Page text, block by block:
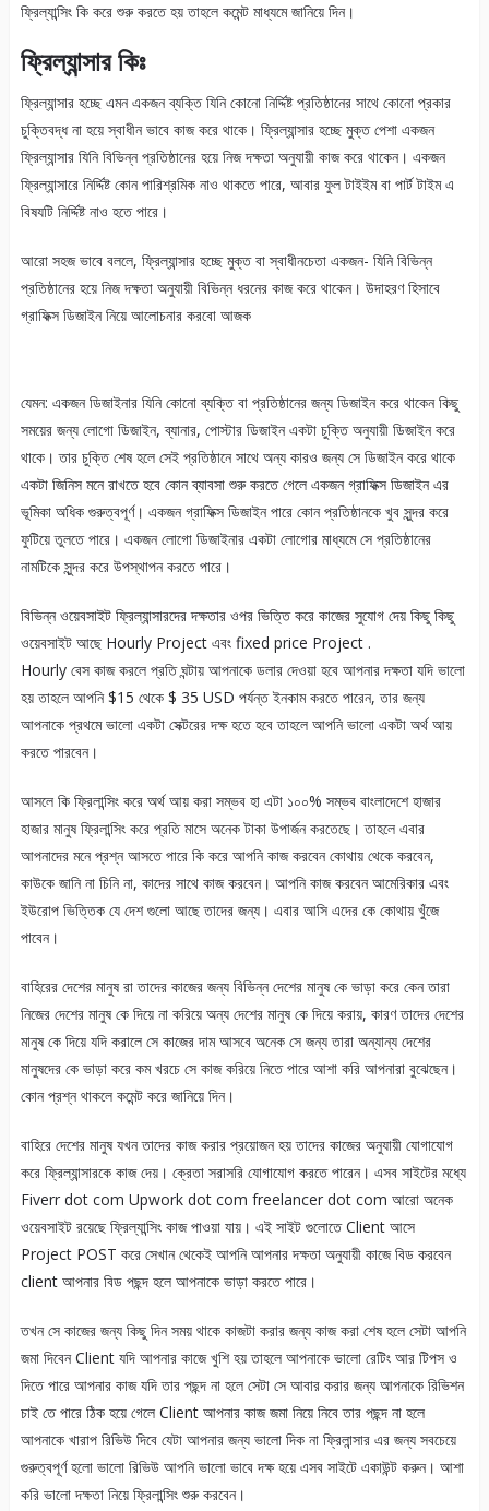
ফ্রিল্যান্সিং কি করে শুরু করতে হয় তাহলে কমেন্ট মাধ্যমে জানিয়ে দিন।
ফ্রিল্যান্সার কিঃ
ফ্রিল্যান্সার হচ্ছে এমন একজন ব্যক্তি যিনি কোনো নির্দ্দিষ্ট প্রতিষ্ঠানের সাথে কোনো প্রকার
চুক্তিবদ্ধ না হয়ে স্বাধীন ভাবে কাজ করে থাকে। ফ্রিল্যান্সার হচ্ছে মুক্ত পেশা একজন
ফ্রিল্যান্সার যিনি বি​ভিন্ন প্রতিষ্ঠানের হয়ে নিজ দক্ষতা অনুযায়ী কাজ করে থাকেন। একজন
ফ্রিল্যান্সারে নির্দ্দিষ্ট কোন পারিশ্রমিক নাও থাকতে পারে, আবার ফুল টাইইম বা পার্ট টাইম এ
বিষযটি নির্দ্দিষ্ট নাও হতে পারে।
আরো সহজ ভাবে বললে, ফ্রিল্যান্সার হচ্ছে মুক্ত বা স্বাধীনচেতা একজন- যিনি বি​ভিন্ন
প্রতিষ্ঠানের হয়ে নিজ দক্ষতা অনুযায়ী বিভিন্ন ধরনের কাজ করে থাকেন। উদাহরণ হিসাবে
গ্রাফিক্স ডিজাইন নিয়ে আলোচনার করবো আজক
যেমন: ​একজন ডিজাইনার যিনি কোনো ব্যক্তি বা প্রতিষ্ঠানের জন্য ডিজাইন করে থাকেন কিছু
সময়ের জন্য লোগো ডিজাইন, ব্যানার, পোস্টার ডিজাইন একটা চুক্তি অনুযায়ী ডিজাইন করে
থাকে। তার চুক্তি শেষ হলে সেই প্রতিষ্ঠানে সাথে অন্য কারও জন্য সে ডিজাইন করে থাকে
একটা জিনিস মনে রাখতে হবে কোন ব্যাবসা শুরু করতে গেলে একজন গ্রাফিক্স ডিজাইন এর
ভূমিকা অধিক গুরুত্বপূর্ণ। একজন গ্রাফিক্স ডিজাইন পারে কোন প্রতিষ্ঠানকে খুব সুন্দর করে
ফুটিয়ে তুলতে পারে। একজন লোগো ডিজাইনার একটা লোগোর মাধ্যমে সে প্রতিষ্ঠানের
নামটিকে সুন্দর করে উপস্থাপন করতে পারে।
বিভিন্ন ওয়েবসাইট ফ্রিল্যান্সারদের দক্ষতার ওপর ভিত্তি করে কাজের সুযোগ দেয় কিছু কিছু
ওয়েবসাইট আছে Hourly Project এবং fixed price Project .
Hourly বেস কাজ করলে প্রতি ঘন্টায় আপনাকে ডলার দেওয়া হবে আপনার দক্ষতা যদি ভালো
হয় তাহলে আপনি $15 থেকে $ 35 USD পর্যন্ত ইনকাম করতে পারেন, তার জন্য
আপনাকে প্রথমে ভালো একটা সেক্টরের দক্ষ হতে হবে তাহলে আপনি ভালো একটা অর্থ আয়
করতে পারবেন।
আসলে কি ফ্রিলান্সিং করে অর্থ আয় করা সম্ভব হা এটা ১০০% সম্ভব বাংলাদেশে হাজার
হাজার মানুষ ফ্রিলান্সিং করে প্রতি মাসে অনেক টাকা উপার্জন করতেছে। তাহলে এবার
আপনাদের মনে প্রশ্ন আসতে পারে কি করে আপনি কাজ করবেন কোথায় থেকে করবেন,
কাউকে জানি না চিনি না, কাদের সাথে কাজ করবেন। আপনি কাজ করবেন আমেরিকার এবং
ইউরোপ ভিত্তিক যে দেশ গুলো আছে তাদের জন্য। এবার আসি এদের কে কোথায় খুঁজে
পাবেন।
বাহিরের দেশের মানুষ রা তাদের কাজের জন্য বিভিন্ন দেশের মানুষ কে ভাড়া করে কেন তারা
নিজের দেশের মানুষ কে দিয়ে না করিয়ে অন্য দেশের মানুষ কে দিয়ে করায়, কারণ তাদের দেশের
মানুষ কে দিয়ে যদি করালে সে কাজের দাম আসবে অনেক সে জন্য তারা অন্যান্য দেশের
মানুষদের কে ভাড়া করে কম খরচে সে কাজ করিয়ে নিতে পারে আশা করি আপনারা বুঝেছেন।
কোন প্রশ্ন থাকলে কমেন্ট করে জানিয়ে দিন।
বাহিরে দেশের মানুষ যখন তাদের কাজ করার প্রয়োজন হয় তাদের কাজের অনুযায়ী যোগাযোগ
করে ফ্রিল্যান্সারকে কাজ দেয়। ক্রেতা সরাসরি যোগাযোগ করতে পারেন। এসব সাইটের মধ্যে
Fiverr dot com Upwork dot com freelancer dot com আরো অনেক
ওয়েবসাইট রয়েছে ফ্রিল্যান্সিং কাজ পাওয়া যায়। এই সাইট গুলোতে Client আসে
Project POST করে সেখান থেকেই আপনি আপনার দক্ষতা অনুযায়ী কাজে বিড করবেন
client আপনার বিড পছন্দ হলে আপনাকে ভাড়া করতে পারে।
তখন সে কাজের জন্য কিছু দিন সময় থাকে কাজটা করার জন্য কাজ করা শেষ হলে সেটা আপনি
জমা দিবেন Client যদি আপনার কাজে খুশি হয় তাহলে আপনাকে ভালো রেটিং আর টিপস ও
দিতে পারে আপনার কাজ যদি তার পছন্দ না হলে সেটা সে আবার করার জন্য আপনাকে রিভিশন
চাই তে পারে ঠিক হয়ে গেলে Client আপনার কাজ জমা নিয়ে নিবে তার পছন্দ না হলে
আপনাকে খারাপ রিভিউ দিবে যেটা আপনার জন্য ভালো দিক না ফ্রিলান্সার এর জন্য সবচেয়ে
গুরুত্বপূর্ণ হলো ভালো রিভিউ আপনি ভালো ভাবে দক্ষ হয়ে এসব সাইটে একাউন্ট করুন। আশা
করি ভালো দক্ষতা নিয়ে ফ্রিলান্সিং শুরু করবেন।